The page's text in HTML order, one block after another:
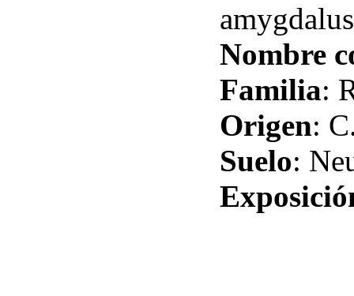
Nombre
Familia:
Origen:
Suelo: